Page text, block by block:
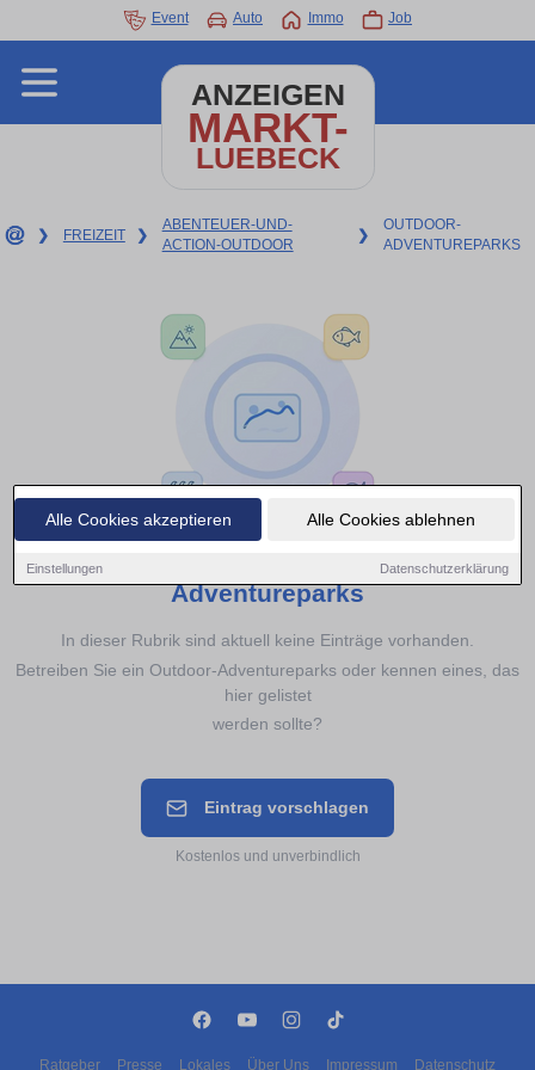
Alle Cookies akzeptieren Alle Cookies ablehnen
Einstellungen Datenschutzerklärung
Event Auto Immo Job
ANZEIGEN
MARKT-
LUEBECK
❯ FREIZEIT ❯
ABENTEUER-UND-
ACTION-OUTDOOR
❯
OUTDOOR-
ADVENTUREPARKS
Adventureparks
In dieser Rubrik sind aktuell keine Einträge vorhanden.
Betreiben Sie ein Outdoor-Adventureparks oder kennen eines, das
hier gelistet
werden sollte?
Eintrag vorschlagen
Kostenlos und unverbindlich
Ratgeber Presse Lokales Über Uns Impressum Datenschutz